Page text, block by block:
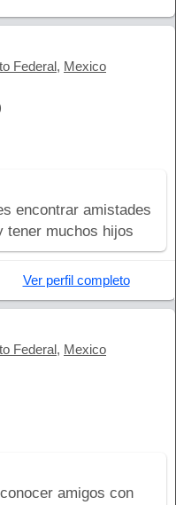
Federal, Mexico
encontrar amistades
tener muchos hijos
Ver perfil completo
Federal, Mexico
amigos con